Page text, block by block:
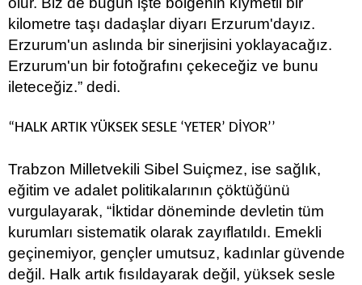
kilometre taşı dadaşlar diyarı Erzurum'dayız.
Erzurum'un aslında bir sinerjisini yoklayacağız.
Erzurum'un bir fotoğrafını çekeceğiz ve bunu
ileteceğiz.” dedi.
“HALK ARTIK YÜKSEK SESLE ‘YETER’ DİYOR’’
Trabzon Milletvekili Sibel Suiçmez, ise sağlık,
eğitim ve adalet politikalarının çöktüğünü
vurgulayarak, “İktidar döneminde devletin tüm
kurumları sistematik olarak zayıflatıldı. Emekli
geçinemiyor, gençler umutsuz, kadınlar güvende
değil. Halk artık fısıldayarak değil, yüksek sesle